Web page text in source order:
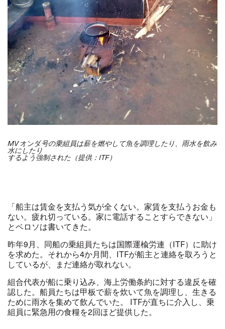
MVオンダ号の乗組員は薪を燃やして魚を調理したり、雨水を飲み
水にしたり
するよう強制された（提供：ITF）
「船主は賃金を支払う気が全くない。家賃を支払うお金も
ない。疲れ切っている。家に電話することすらできない」
とベロソは書いてきた。
昨年9月、同船の乗組員たちは国際運楡労連（ITF）に助け
を求めた。それから4か月間、ITFが船主と連絡を取ろうと
しているが、まだ連絡が取れない。
組合代表が船に乗り込み、海上労働条約に対する違反を確
認した。船員たちは甲板で薪を炊いて魚を調理し、生きる
ために雨水を集めて飲んでいた。 ITFが直ちに介入し、乗
組員に緊急用の食糧を2回ほど提供した。